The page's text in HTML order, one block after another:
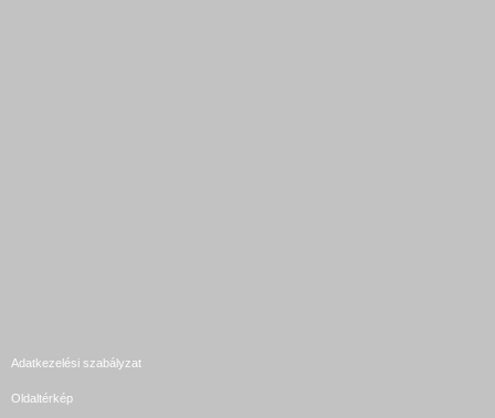
Adatkezelési szabályzat
Oldaltérkép